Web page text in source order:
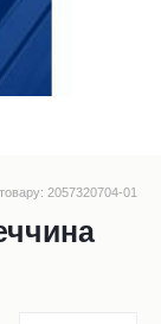
2057320704-01